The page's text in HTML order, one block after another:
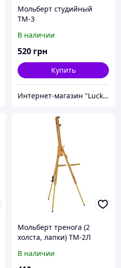
Мольберт студийный
ТМ-3
В наличии
520 грн
Купить
Интернет-магазин "Lucky-MD"
Мольберт тренога (2
холста, лапки) ТМ-2Л
В наличии